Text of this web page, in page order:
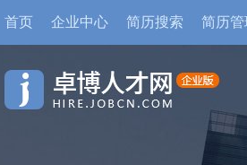
首页 企业中心 简历搜索 简历管